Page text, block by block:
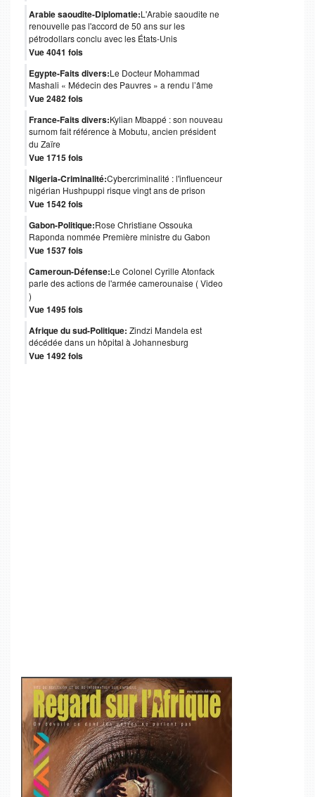
Arabie saoudite-Diplomatie:L'Arabie saoudite ne
renouvelle pas l'accord de 50 ans sur les
pétrodollars conclu avec les États-Unis
Vue 4041 fois
Egypte-Faits divers:Le Docteur Mohammad
Mashali « Médecin des Pauvres » a rendu l’âme
Vue 2482 fois
France-Faits divers:Kylian Mbappé : son nouveau
surnom fait référence à Mobutu, ancien président
du Zaïre
Vue 1715 fois
Nigeria-Criminalité:Cybercriminalité : l'influenceur
nigérian Hushpuppi risque vingt ans de prison
Vue 1542 fois
Gabon-Politique:Rose Christiane Ossouka
Raponda nommée Première ministre du Gabon
Vue 1537 fois
Cameroun-Défense:Le Colonel Cyrille Atonfack
parle des actions de l'armée camerounaise ( Video
)
Vue 1495 fois
Afrique du sud-Politique: Zindzi Mandela est
décédée dans un hôpital à Johannesburg
Vue 1492 fois